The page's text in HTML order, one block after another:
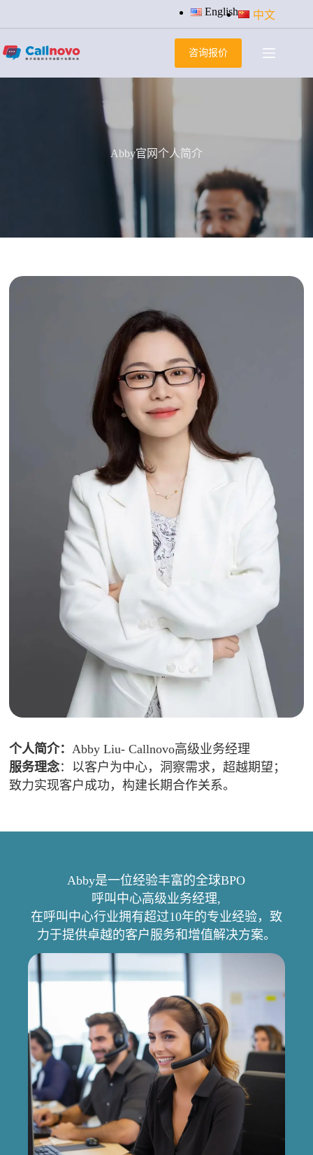
过
容
English 中文
咨询报价
Abby官网个人简介
个人简介： Abby Liu- Callnovo高级业务经理
服务理念：以客户为中心，洞察需求，超越期望；
致力实现客户成功，构建长期合作关系。
Abby是一位经验丰富的全球BPO
呼叫中心高级业务经理,
在呼叫中心行业拥有超过10年的专业经验，致
力于提供卓越的客户服务和增值解决方案。